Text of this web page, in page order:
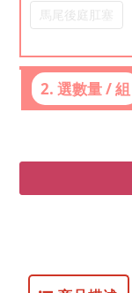
馬尾後庭肛塞
2. 選數量 / 組